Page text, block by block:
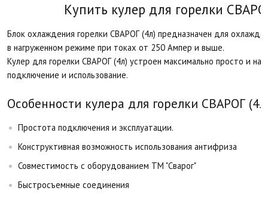
Купить кулер для горелки
Блок охлаждения горелки СВАРОГ (4л) предназначен для
в нагруженном режиме при токах от 250 Ампер и выше.
Кулер для горелки СВАРОГ (4л) устроен максимально просто и
подключение и использование.
Особенности кулера для горелки СВАРОГ
Простота подключения и эксплуатации.
Конструктивная возможность использования антифриза
Совместимость с оборудованием ТМ "Сварог"
Быстросъемные соединения